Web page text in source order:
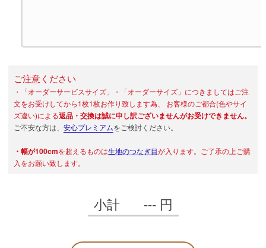
ご注意ください
・「オーダーサービスサイズ」・「オーダーサイズ」につきましてはご注
文をお受けしてから1枚1枚お作り致します為、 お客様のご都合(色やサイ
ズ違い)による返品・交換は誠に申し訳ございませんがお受けできません。
ご不安な方は、 安心プレミアムをご検討ください。
・幅が100cmを超えるものは生地のつなぎ目が入ります。ご了承の上ご購
入をお願い致します。
小計 ---円